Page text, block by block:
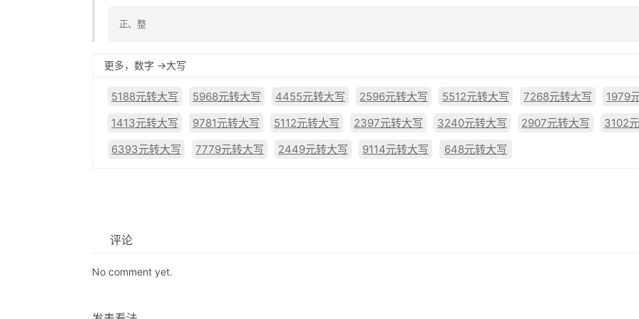
正、整
更多，数字 ->大写
5188元转大写 5968元转大写 4455元转大写 2596元转大写 5512元转大写 7268元转大写
1979
1413元转大写
9781元转大写 5112元转大写 2397元转大写 3240元转大写 2907元转大写
3102
6393元转大写
7779元转大写 2449元转大写 9114元转大写 648元转大写
评论
No comment yet.